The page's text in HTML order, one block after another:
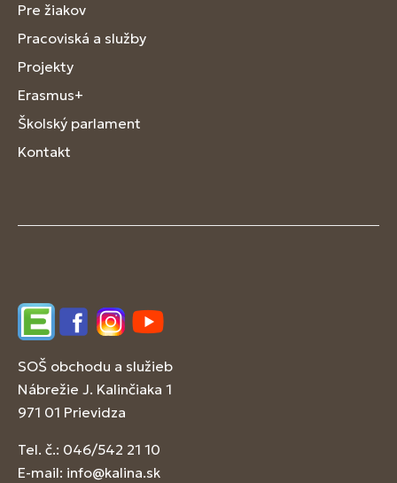
Pre žiakov
Pracoviská a služby
Projekty
Erasmus+
Školský parlament
Kontakt
EdupageFacebookInstagram
YouTube
SOŠ obchodu a služieb
Nábrežie J. Kalinčiaka 1
971 01 Prievidza
Tel. č.: 046/542 21 10
E-mail: info@kalina.sk